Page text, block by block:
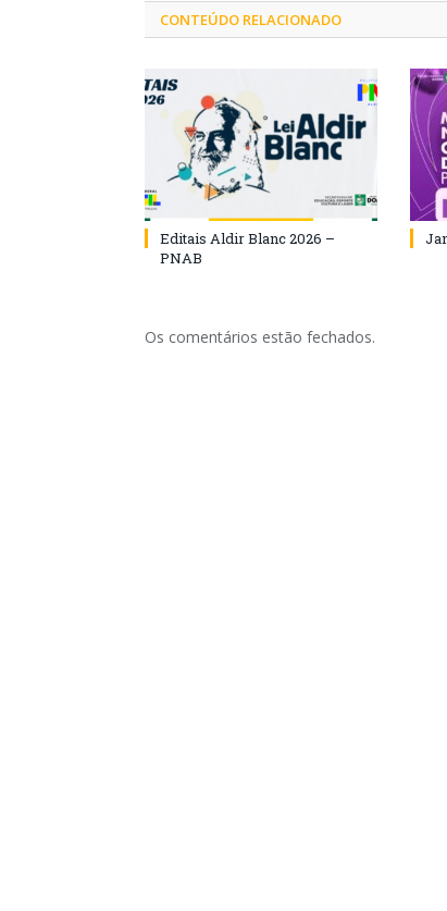
CONTEÚDO RELACIONADO
Editais Aldir Blanc 2026 –
PNAB
Os comentários estão fechados.